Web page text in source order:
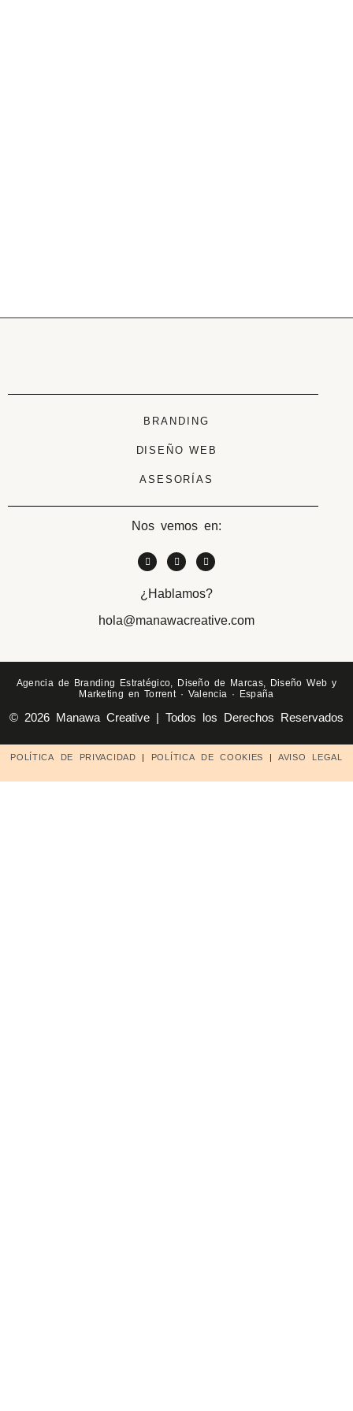
BRANDING
DISEÑO WEB
ASESORÍAS
Nos vemos en:
¿Hablamos?
hola@manawacreative.com
Agencia de Branding Estratégico, Diseño de Marcas, Diseño Web y
Marketing en Torrent · Valencia · España
© 2026 Manawa Creative | Todos los Derechos Reservados
POLÍTICA DE PRIVACIDAD | POLÍTICA DE COOKIES |AVISO LEGAL